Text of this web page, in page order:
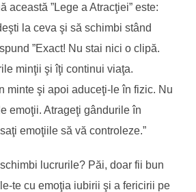
această ”Lege a Atracţiei” este:
la ceva şi să schimbi stând
”Exact! Nu stai nici o clipă.
minţii şi îţi continui viaţa.
minte şi apoi aduceţi-le în fizic. Nu
emoţii. Atrageţi gândurile în
emoţiile să vă controleze.”
lucrurile? Păi, doar fii bun
te cu emoţia iubirii şi a fericirii pe